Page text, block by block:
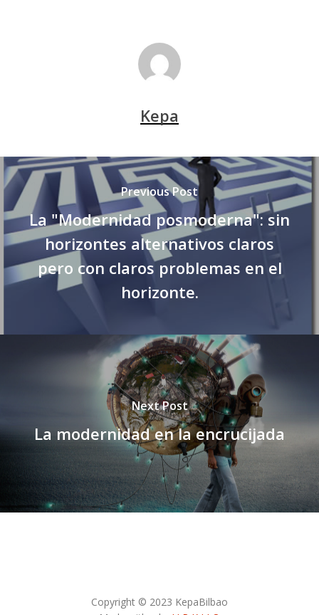
Kepa
Previous Post
La "Modernidad posmoderna": sin
horizontes alternativos claros
pero con claros problemas en el
horizonte.
Next Post
La modernidad en la encrucijada
Copyright © 2023 KepaBilbao